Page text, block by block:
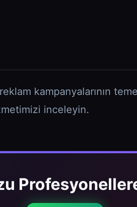
kampanyalarının
inceleyin.
Profesyonellere